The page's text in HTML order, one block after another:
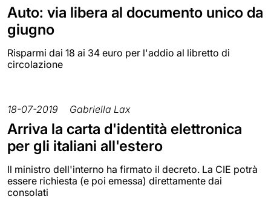
Auto: via libera al documento unico da
giugno
Risparmi dai 18 ai 34 euro per l'addio al libretto di
circolazione
18-07-2019 Gabriella Lax
Arriva la carta d'identità elettronica
per gli italiani all'estero
Il ministro dell'interno ha firmato il decreto. La CIE potrà
essere richiesta (e poi emessa) direttamente dai
consolati